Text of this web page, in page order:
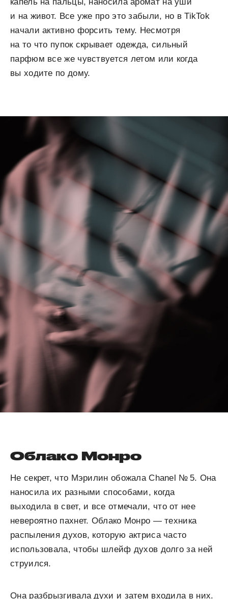
и на живот. Все уже про это забыли, но в TikTok
начали активно форсить тему. Несмотря
на то что пупок скрывает одежда, сильный
парфюм все же чувствуется летом или когда
вы ходите по дому.
Облако Монро
Не секрет, что Мэрилин обожала Chanel № 5. Она
наносила их разными способами, когда
выходила в свет, и все отмечали, что от нее
невероятно пахнет. Облако Монро — техника
распыления духов, которую актриса часто
использовала, чтобы шлейф духов долго за ней
струился.
Она разбрызгивала духи и затем входила в них.